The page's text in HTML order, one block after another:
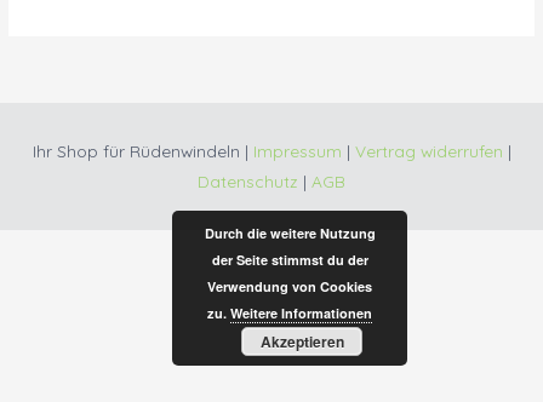
Ihr Shop für Rüdenwindeln | Impressum | Vertrag widerrufen |
Datenschutz | AGB
Durch die weitere Nutzung
der Seite stimmst du der
Verwendung von Cookies
zu. Weitere Informationen
Akzeptieren